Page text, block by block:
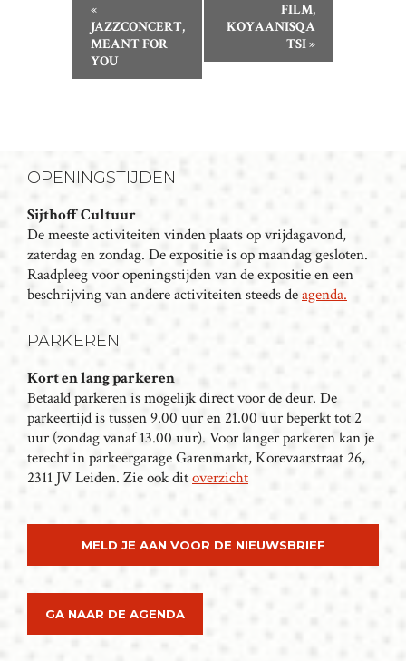
N
N
T
N
A
V
I
G
A
I
E
«
JAZZCONCERT,
MEANT FOR
YOU
FILM,
KOYAANISQA
TSI»
OPENINGSTIJDEN
Sijthoff Cultuur
De meeste activiteiten vinden plaats op vrijdagavond,
zaterdag en zondag. De expositie is op maandag gesloten.
Raadpleeg voor openingstijden van de expositie en een
beschrijving van andere activiteiten steeds deagenda.
PARKEREN
Kort en lang parkeren
Betaald parkeren is mogelijk direct voor de deur. De
parkeertijd is tussen 9.00 uur en 21.00 uur beperkt tot 2
uur (zondag vanaf 13.00 uur). Voor langer parkeren kan je
terecht in parkeergarage Garenmarkt, Korevaarstraat 26,
2311 JV Leiden. Zie ook ditoverzicht
MELD JE AAN VOOR DE NIEUWSBRIEF
GA NAAR DE AGENDA